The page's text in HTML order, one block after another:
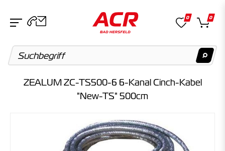
0 0
ZEALUM ZC-TS500-6 6-Kanal Cinch-Kabel
"New-TS" 500cm